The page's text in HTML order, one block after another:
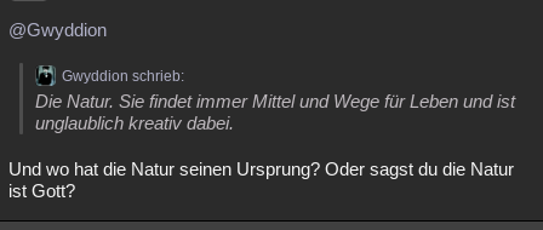
Astronomie
Musik Clash Verbesserungen
Übersichten
Lesenswert
@Gwyddion
Gwyddion schrieb:
Die Natur. Sie findet immer Mittel und Wege für Leben und ist
unglaublich kreativ dabei.
Und wo hat die Natur seinen Ursprung? Oder sagst du die Natur
ist Gott?